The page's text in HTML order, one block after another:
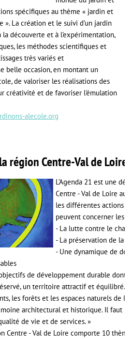
spécifiques au thème « jardin et
». La création et le suivi d’un jardin
découverte et à l’expérimentation,
les méthodes scientifiques et
très variés et
belle occasion, en montant un
de valoriser les réalisations des
créativité et de favoriser l'émulation
alecole.org
région Centre-Val de Loire
L’Agenda 21 est une
Centre - Val de Loire au
les différentes actions
peuvent concerner les
- La lutte contre le
- La préservation de la
- Une dynamique de
de développement durable dont
un territoire attractif et équilibré.
les forêts et les espaces naturels de
architectural et historique. Il faut
de vie et de services. »
Centre - Val de Loire comporte 10